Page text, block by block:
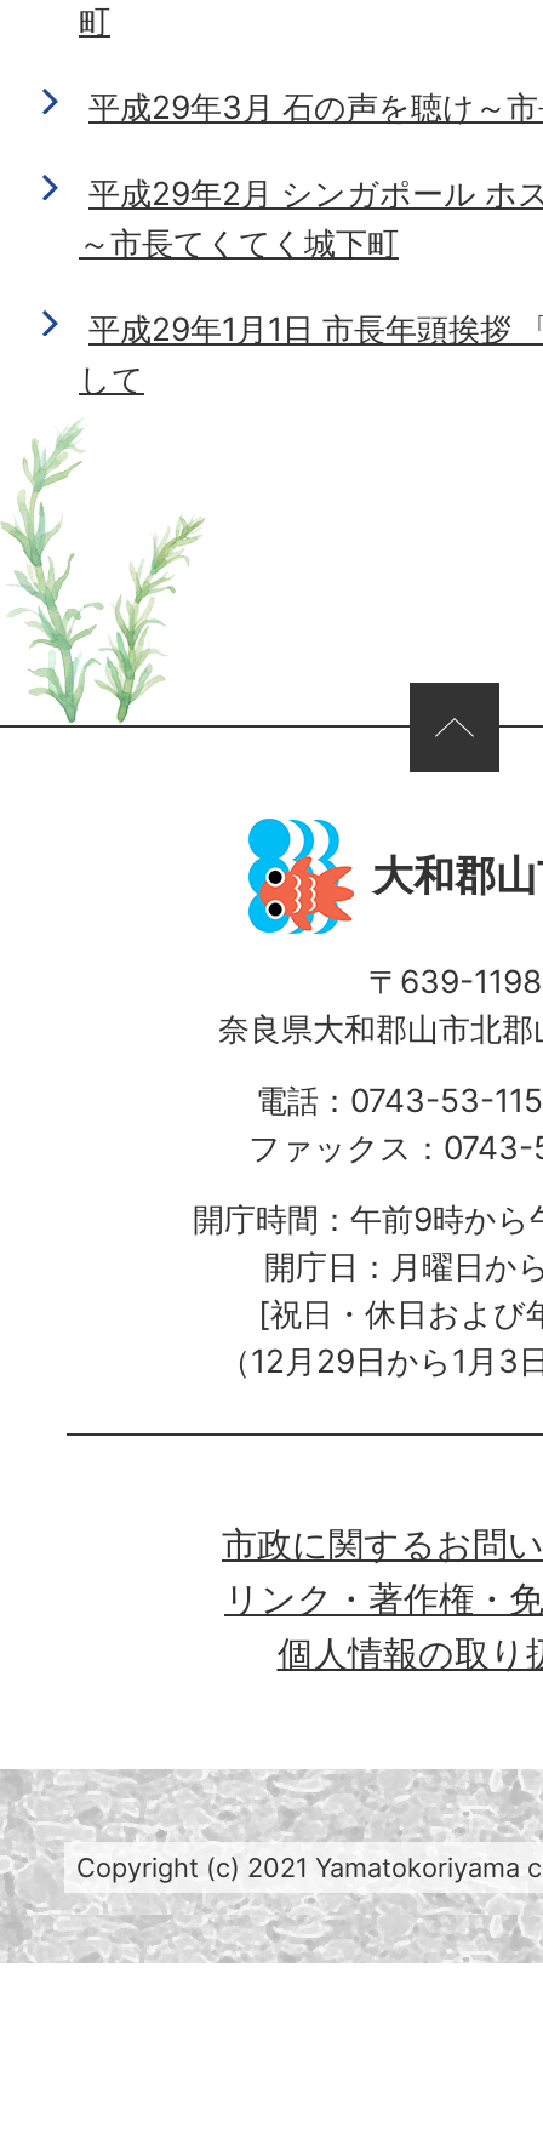
町
平成29年3月 石の声を聴け～
平成29年2月 シンガポール ホ
～市長てくてく城下町
平成29年1月1日 市長年頭挨拶
して
ページの先頭へ
大和郡
〒639-1198
奈良県大和郡山市北
電話：0743-53-
ファックス：
開庁時間：午前9時か
開庁日：月曜日か
[祝日・休日および
（12月29日から1月3
市政に関するお問
リンク・著作権・
個人情報の取り
Copyright (c) 2021 Yamatokoriyama